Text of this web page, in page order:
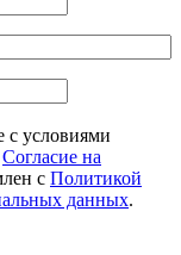
с условиями
Согласие на
с Политикой
данных.